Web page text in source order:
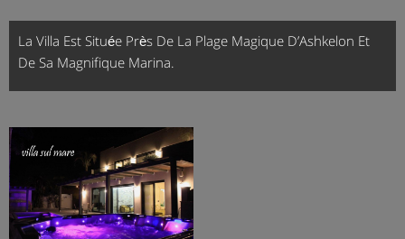
La Villa Est Située Près De La Plage Magique D’Ashkelon Et
De Sa Magnifique Marina.